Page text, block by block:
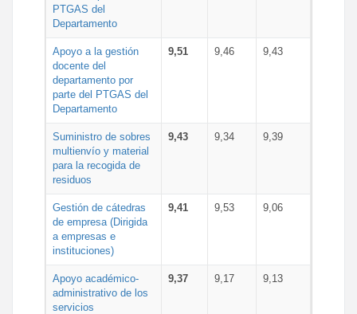
PTGAS del
Departamento
Apoyo a la gestión
docente del
departamento por
parte del PTGAS del
Departamento
9,51 9,46 9,43
Suministro de sobres
multienvío y material
para la recogida de
residuos
9,43 9,34 9,39
Gestión de cátedras
de empresa (Dirigida
a empresas e
instituciones)
9,41 9,53 9,06
Apoyo académico-
administrativo de los
servicios
9,37 9,17 9,13